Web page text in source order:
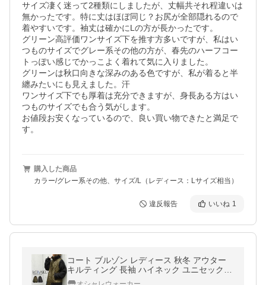
サイズ凄く迷って2種類にしましたが、丈幅共それ程違いは
無かったです。特に丈はほぼ同じ？お尻が全部隠れるので
着やすいです。袖丈は確かにLの方が長かったです。
グリーン高評価ワンサイズ下を推す方多いですが、私はい
つものサイズでグレー系その他の方が、春先のハーフコー
トっぽい感じでかっこよく着れて気に入りました。
グリーンは秋口向きな深みのある色ですが、私が着ると半
纏みたいにも見えました。汗
ワンサイズ下でも厚着は充分できますが、身長ある方はい
つものサイズでも合う気がします。
お値段お安くなっているので、良い買い物できたと満足で
す。
購入した商品
カラー/グレー系その他、サイズ/L（レディース：Lサイズ相当）
違反報告 いいね 1
コート ブルゾン レディース 秋冬 アウター
キルティング 長袖 ハイネック ユニセックス
「送料無料」「メール便不可」「50」